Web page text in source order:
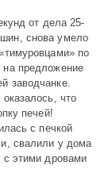
от дела 25-
снова умело
по
на предложение
заводчанке.
что
печей!
с печкой
свалили у дома
этими дровами